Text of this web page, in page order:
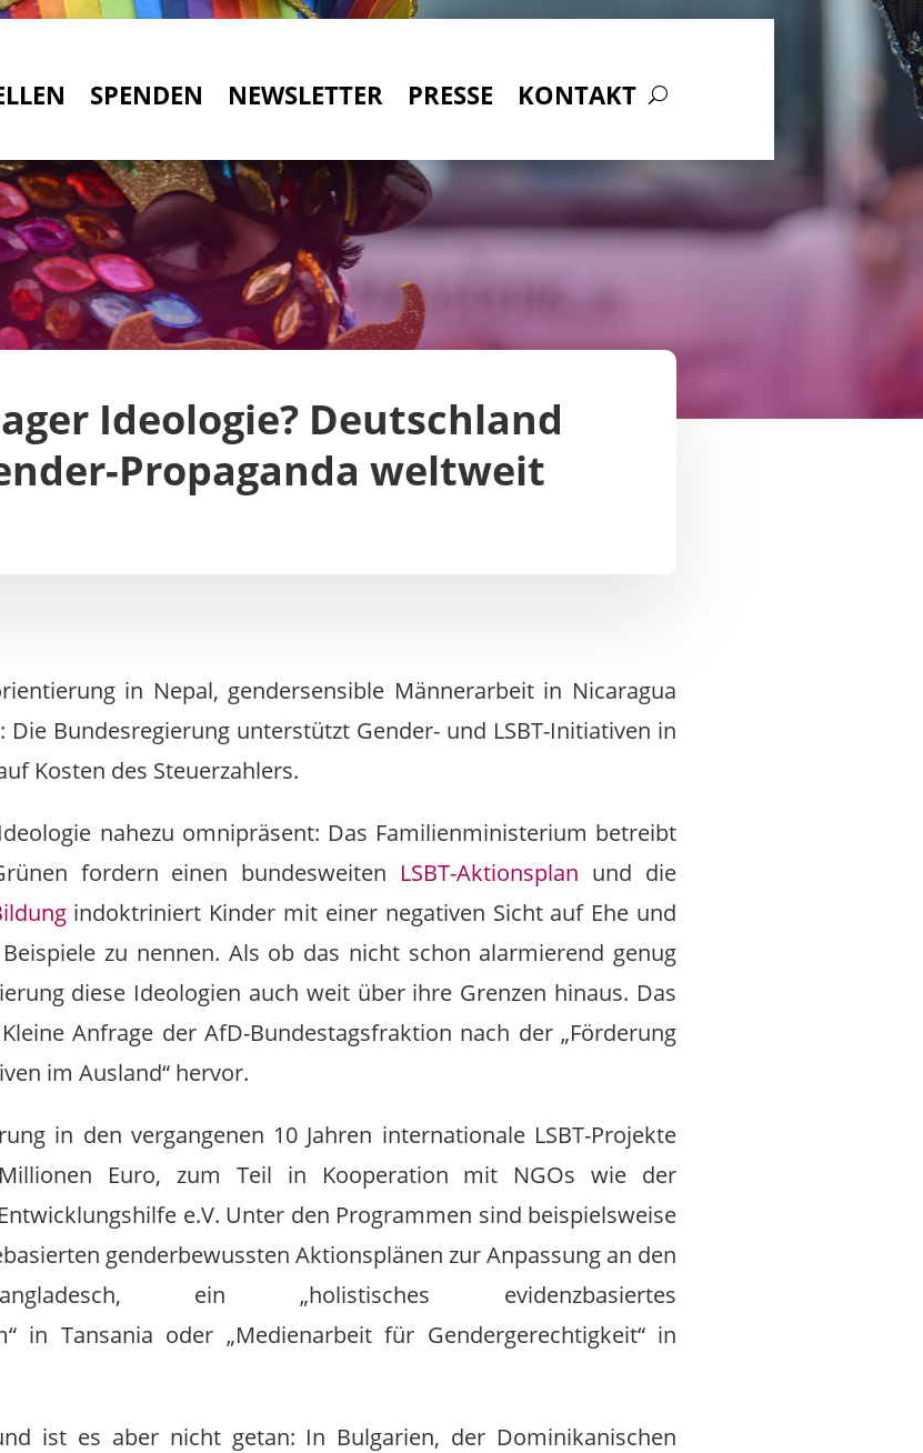
SPENDEN NEWSLETTER PRESSE KONTAKT
Ideologie? Deutschland
Propaganda weltweit
in Nepal, gendersensible Männerarbeit in Nicaragua
Die Bundesregierung unterstützt Gender- und LSBT-Initiativen in
Kosten des Steuerzahlers.
nahezu omnipräsent: Das Familienministerium betreibt
fordern einen bundesweiten LSBT-Aktionsplan und die
indoktriniert Kinder mit einer negativen Sicht auf Ehe und
zu nennen. Als ob das nicht schon alarmierend genug
diese Ideologien auch weit über ihre Grenzen hinaus. Das
Anfrage der AfD-Bundestagsfraktion nach der „Förderung
im Ausland“ hervor.
in den vergangenen 10 Jahren internationale LSBT-Projekte
Euro, zum Teil in Kooperation mit NGOs wie der
e.V. Unter den Programmen sind beispielsweise
genderbewussten Aktionsplänen zur Anpassung an den
ein „holistisches evidenzbasiertes
in Tansania oder „Medienarbeit für Gendergerechtigkeit“ in
ist es aber nicht getan: In Bulgarien, der Dominikanischen